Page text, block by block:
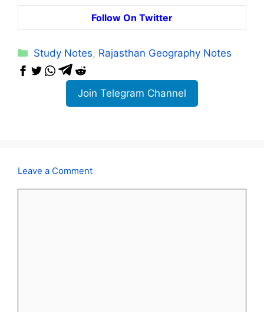
Follow On Twitter
Categories
Study Notes, Rajasthan Geography Notes
Join Telegram Channel
Leave a Comment